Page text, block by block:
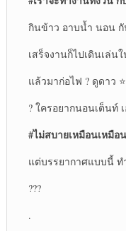
กินข้าว อาบน้ำ นอน กั
เสร็จงานก็ไปเดินเล่น
แล้วมาก่อไฟ ? ดูดาว
?️ ใครอยากนอนเต็นท์
#ไม่สบายเหมือนเหมือ
แต่บรรยากาศแบบนี้ ท
???
.